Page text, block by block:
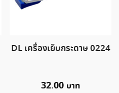
DL เครื่องเย็บกระดาษ 0224
32.00